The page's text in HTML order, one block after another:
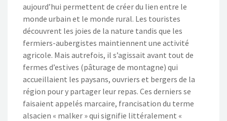
aujourd’hui permettent de créer du lien entre le
monde urbain et le monde rural. Les touristes
découvrent les joies de la nature tandis que les
fermiers-aubergistes maintiennent une activité
agricole. Mais autrefois, il s’agissait avant tout de
fermes d’estives (pâturage de montagne) qui
accueillaient les paysans, ouvriers et bergers de la
région pour y partager leur repas. Ces derniers se
faisaient appelés marcaire, francisation du terme
alsacien « malker » qui signifie littéralement «